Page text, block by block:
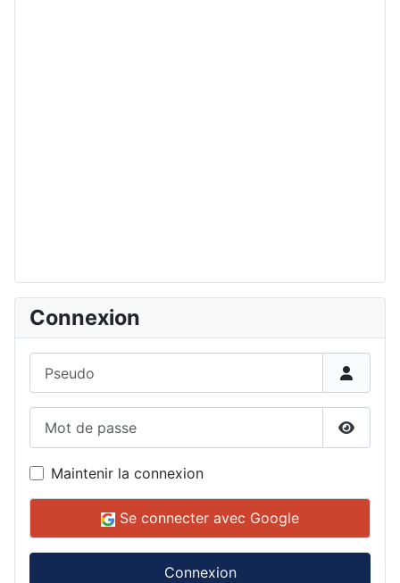
Connexion
Maintenir la connexion
Se connecter avec Google
Connexion